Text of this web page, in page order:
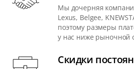
Мы дочерняя
Lexus, Belgee,
поэтому размеры
у нас ниже рыночной
Скидки